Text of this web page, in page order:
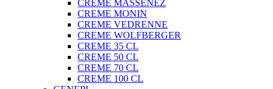
CREME MASSENEZ
CREME MONIN
CREME VEDRENNE
CREME WOLFBERGER
CREME 35 CL
CREME 50 CL
CREME 70 CL
CREME 100 CL